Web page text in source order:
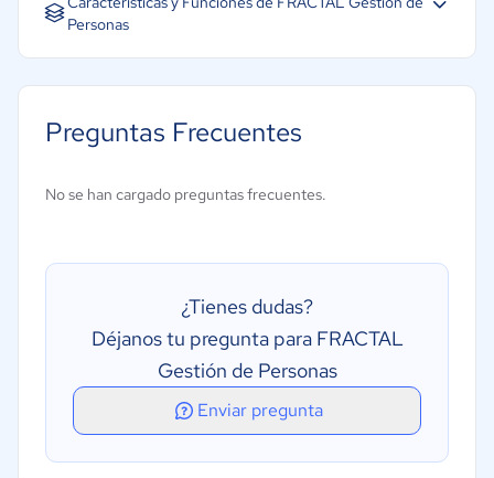
Personas
Onboarding y Offboarding
Gestión de nóminas
Gestión del desempeño
Portal para empleados
Gestión de tiempo y asistencia
Perfiles de empleados
Preguntas Frecuentes
No se han cargado preguntas frecuentes.
¿Tienes dudas?
Déjanos tu pregunta para FRACTAL
Gestión de Personas
Enviar pregunta